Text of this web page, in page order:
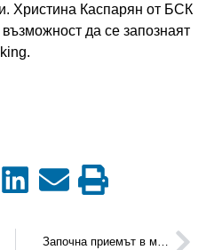
Христина Каспарян от БСК
да се запознаят
Започна приемът в магистърска програма „Иновации и дигитална трансформация на агробизнеса“ в Стопански факултет на СУ